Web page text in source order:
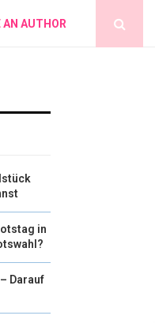
AN AUTHOR
in
Darauf